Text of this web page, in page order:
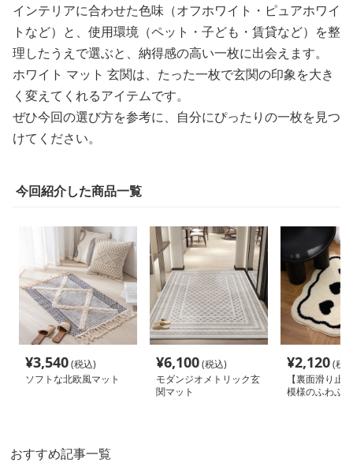
インテリアに合わせた色味（オフホワイト・ピュアホワイ
トなど）と、使用環境（ペット・子ども・賃貸など）を整
理したうえで選ぶと、納得感の高い一枚に出会えます。
ホワイト マット 玄関は、たった一枚で玄関の印象を大き
く変えてくれるアイテムです。
ぜひ今回の選び方を参考に、自分にぴったりの一枚を見つ
けてください。
今回紹介した商品一覧
¥3,540(税込)
ソフトな北欧風マット
¥6,100(税込)
モダンジオメトリック玄
関マット
¥2,120(税
【裏面滑り止
模様のふわふ
おすすめ記事一覧